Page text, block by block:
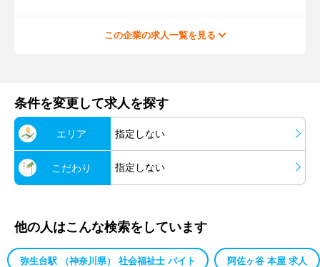
この企業の求人一覧を見る
条件を変更して求人を探す
エリア 指定しない
こだわり 指定しない
他の人はこんな検索をしています
弥生台駅 （神奈川県） 社会福祉士 バイト 阿佐ヶ谷 本屋 求人